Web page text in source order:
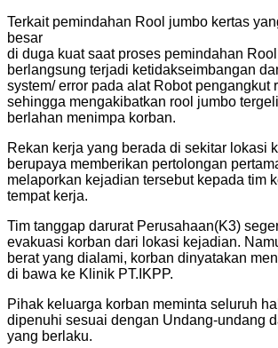
Terkait pemindahan Rool jumbo kertas
besar
di duga kuat saat proses pemindahan
berlangsung terjadi ketidakseimbangan
system/ error pada alat Robot pengangkut
sehingga mengakibatkan rool jumbo
berlahan menimpa korban.
Rekan kerja yang berada di sekitar lokasi
berupaya memberikan pertolongan
melaporkan kejadian tersebut kepada tim
tempat kerja.
Tim tanggap darurat Perusahaan(K3)
evakuasi korban dari lokasi kejadian.
berat yang dialami, korban dinyatakan
di bawa ke Klinik PT.IKPP.
Pihak keluarga korban meminta seluruh
dipenuhi sesuai dengan Undang-undang
yang berlaku.